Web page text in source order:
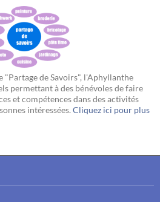
"Partage de Savoirs", l'Aphyllanthe
permettant à des bénévoles de faire
et compétences dans des activités
intéressées. Cliquez ici pour plus